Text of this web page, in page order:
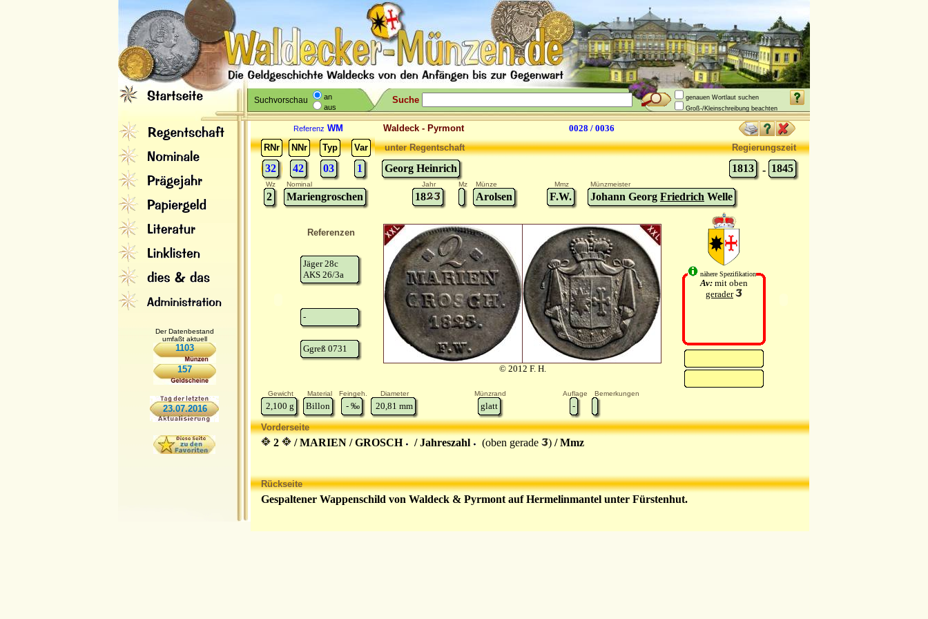
Suchvorschau
an
aus
Suche
genauen Wortlaut suchen
Groß-/Kleinschreibung beachten
Der Datenbestand
umfaßt aktuell
1103
157
23.07.2016
Referenz WM Waldeck - Pyrmont
0028 / 0036
RNr
NNr Typ Var
32 42 03 1
unter Regentschaft Regierungszeit
Georg Heinrich 1813 - 1845
Wz Nominal Jahr Mz Münze Mmz Münzmeister
2 Mariengroschen 18 Arolsen F.W. Johann Georg Friedrich Welle
Referenzen
Jäger 28c
AKS 26/3a
-
Ggreß 0731
© 2012 F. H.
nähere Spezifikation
Av: mit oben
gerader
Gewicht Material Feingeh. Diameter Münzrand Auflage Bemerkungen
2,100 g Billon - ‰ 20,81 mm glatt -
Vorderseite
2 / MARIEN / GROSCH / Jahreszahl (oben gerade ) / Mmz
Rückseite
Gespaltener Wappenschild von Waldeck & Pyrmont auf Hermelinmantel unter Fürstenhut.